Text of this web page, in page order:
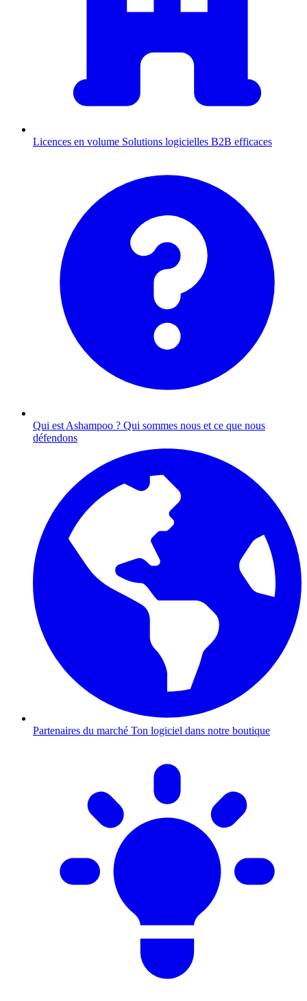
Licences en volume Solutions logicielles B2B efficaces
Qui est Ashampoo ? Qui sommes nous et ce que nous
défendons
Partenaires du marché Ton logiciel dans notre boutique